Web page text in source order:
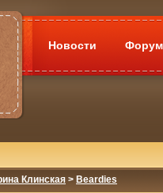
Новости Форум
Клинская > Beardies